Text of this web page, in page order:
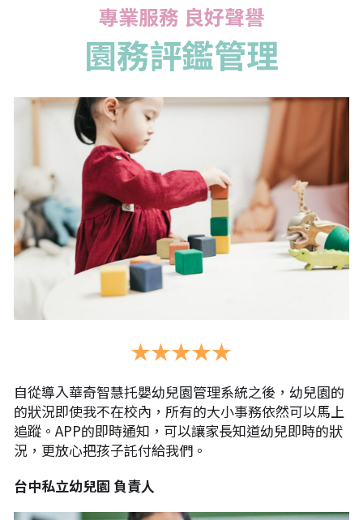
專業服務 良好聲譽
園務評鑑管理
★★★★★
自從導入華奇智慧托嬰幼兒園管理系統之後，幼兒園的
的狀況即使我不在校內，所有的大小事務依然可以馬上
追蹤。APP的即時通知，可以讓家長知道幼兒即時的狀
況，更放心把孩子託付給我們。
台中私立幼兒園 負責人